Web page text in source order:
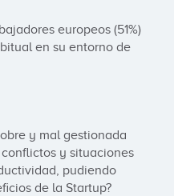
europeos (51%)
en su entorno de
y mal gestionada
y situaciones
pudiendo
de la Startup?